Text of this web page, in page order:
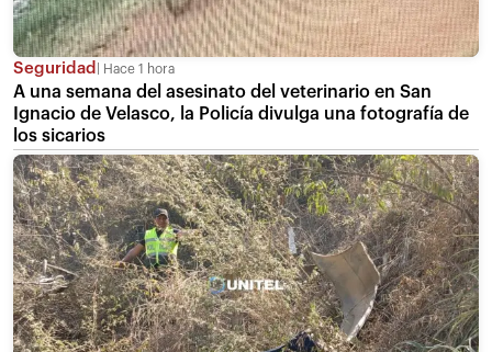
Seguridad Hace 1 hora
A una semana del asesinato del veterinario en San
Ignacio de Velasco, la Policía divulga una fotografía de
los sicarios